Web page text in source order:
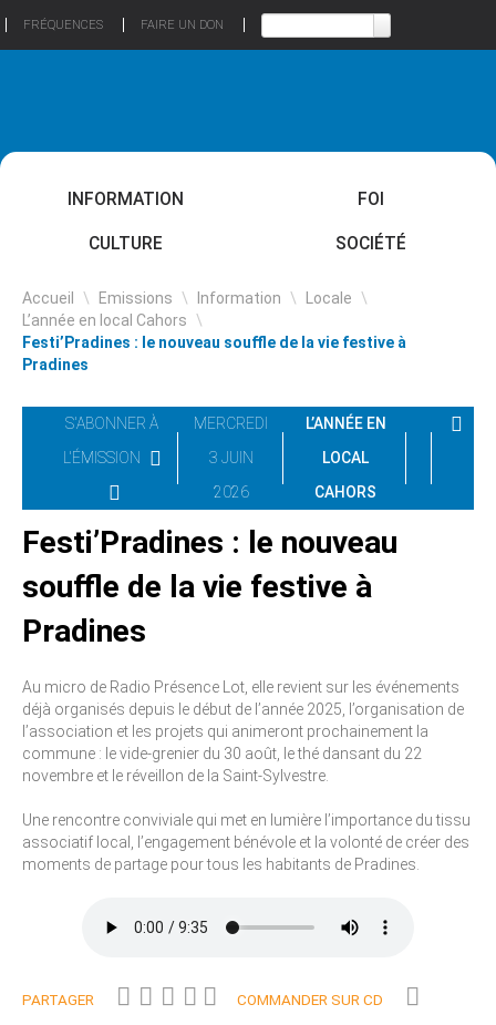
FRÉQUENCES FAIRE UN DON
INFORMATION FOI
CULTURE SOCIÉTÉ
Accueil \ Emissions \ Information \ Locale \
L’année en local Cahors \
Festi’Pradines : le nouveau souffle de la vie festive à
Pradines
S'ABONNER À
L'ÉMISSION
MERCREDI
3 JUIN
2026
L’ANNÉE EN
LOCAL
CAHORS
Festi’Pradines : le nouveau
souffle de la vie festive à
Pradines
Au micro de Radio Présence Lot, elle revient sur les événements
déjà organisés depuis le début de l’année 2025, l’organisation de
l’association et les projets qui animeront prochainement la
commune : le vide-grenier du 30 août, le thé dansant du 22
novembre et le réveillon de la Saint-Sylvestre.
Une rencontre conviviale qui met en lumière l’importance du tissu
associatif local, l’engagement bénévole et la volonté de créer des
moments de partage pour tous les habitants de Pradines.
PARTAGER COMMANDER SUR CD